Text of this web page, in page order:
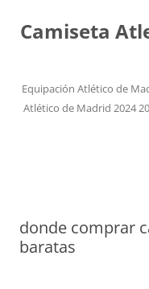
Camiseta
Equipación Atlético de
Atlético de Madrid 2024
donde comprar
baratas